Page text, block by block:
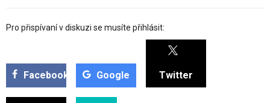
Pro přispívaní v diskuzi se musíte přihlásit:
Facebook Google Twitter